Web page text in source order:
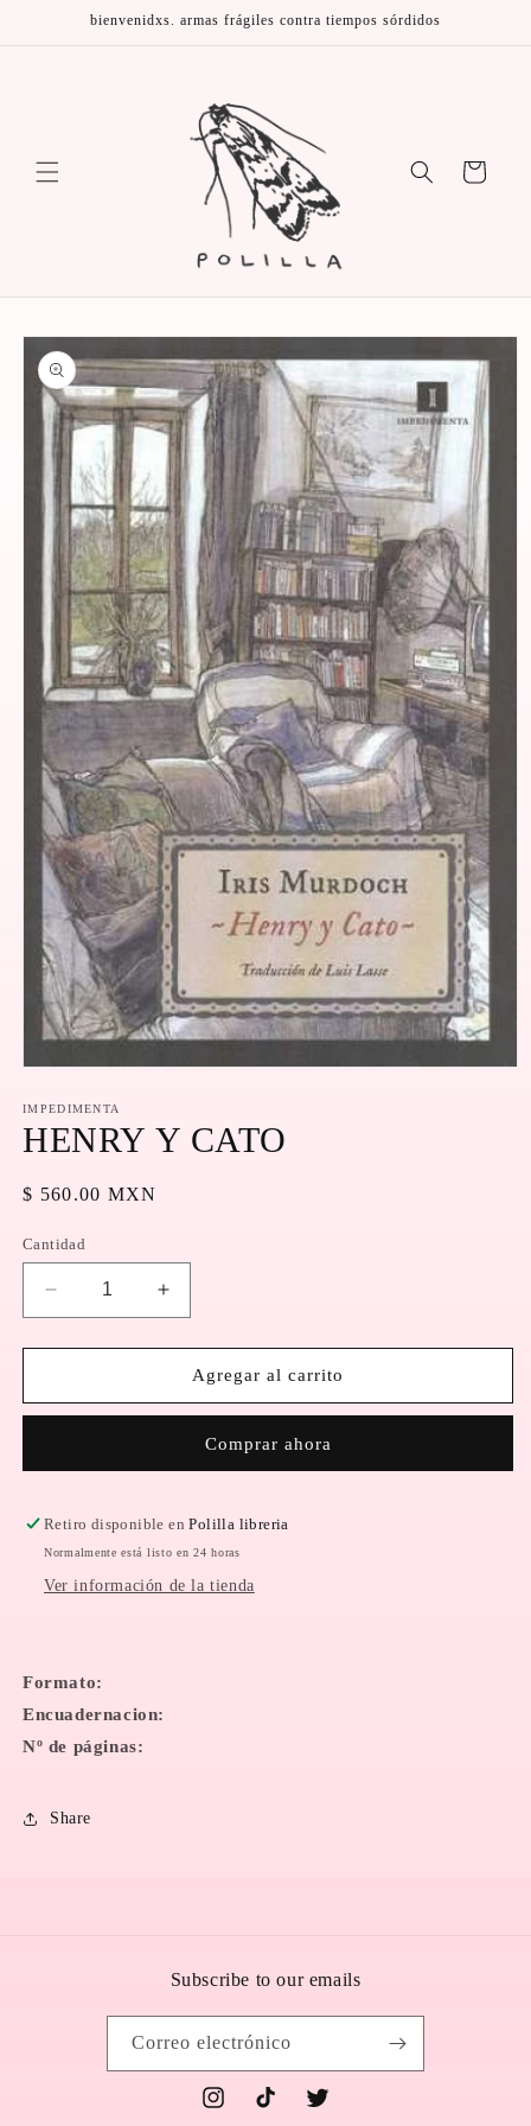
directamentebienvenidxs. armas frágiles contra tiempos sórdidos
Carrito
directamente
a la
información
del producto
multimedia
1
en
modal
IMPEDIMENTA
HENRY Y CATO
Precio
$ 560.00 MXN
Cantidad
Reducir
cantidad
para
Y
Aumentar
cantidad
para
HENRY
Y
Agregar al carrito
Comprar ahora
Retiro disponible enPolilla libreria
Normalmente está listo en 24 horas
Ver información de la tienda
Formato:
Encuadernacion:
Nº de páginas:
Share
Subscribe to our emails
Correo electrónico
InstagramTikTok Twitter